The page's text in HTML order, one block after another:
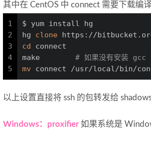
其中在 CentOS 中 connect 需要下载编
1
2
3
4
5
$ yum install hg
hg clone https://
cd connect
make # 如果没有安装
mv connect /usr/local/bin/
以上设置直接将 ssh 的包转发给
Windows：proxifier如果系统是